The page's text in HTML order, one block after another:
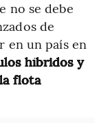
no se debe
de
en un país en
híbridos y
flota